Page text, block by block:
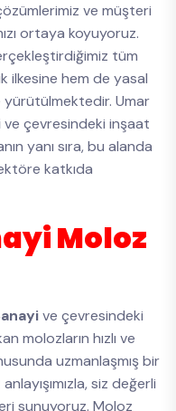
ve müşteri
ortaya koyuyoruz.
tüm
ilkesine hem de yasal
Umar
ve çevresindeki inşaat
yanı sıra, bu alanda
katkıda
Moloz
ve çevresindeki
molozların hızlı ve
uzmanlaşmış bir
siz değerli
sunuyoruz. Moloz